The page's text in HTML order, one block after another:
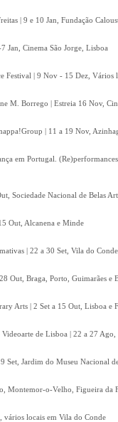
| 9 e 10 Jan, Fundação
Jan, Cinema São Jorge, Lisboa
Festival | 9 Nov - 15 Dez, Vários
M. Borrego | Estreia 16 Nov,
| 11 a 19 Nov,
em Portugal.
Sociedade Nacional de Belas
Out, Alcanena e Minde
| 22 a 30 Set, Vila do Conde
Out, Braga, Porto, Guimarães e
Arts | 2 Set a 15 Out, Lisboa e
de Lisboa | 22 a 27
Set, Jardim do Museu Nacional
Montemor-o-Velho, Figueira da
vários locais em Vila do Conde